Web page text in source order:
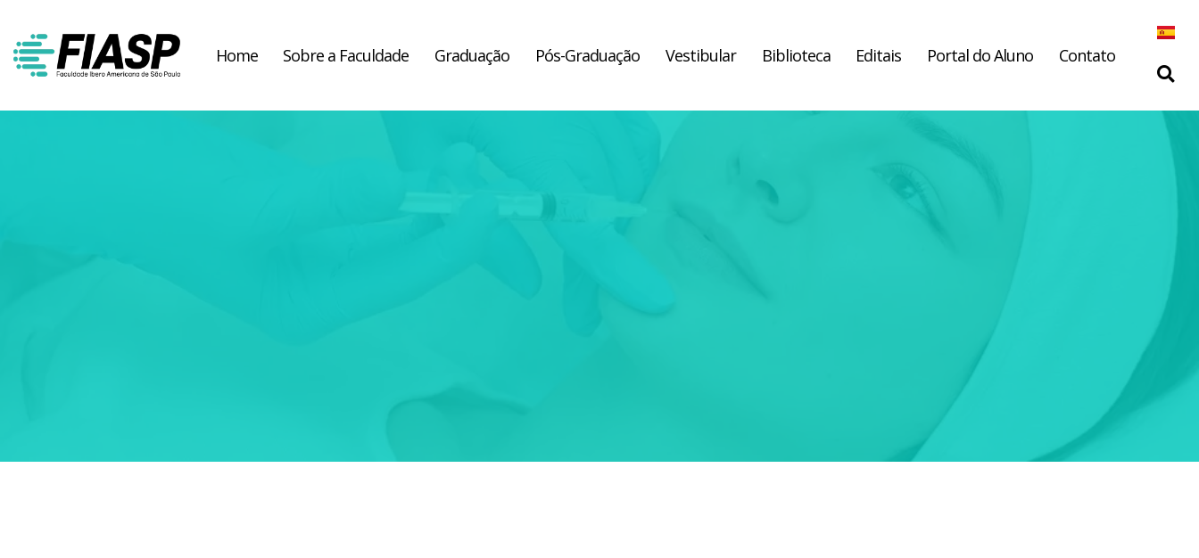
Home Sobre a Faculdade Graduação Pós-Graduação Vestibular Biblioteca Editais Portal do Aluno Contato